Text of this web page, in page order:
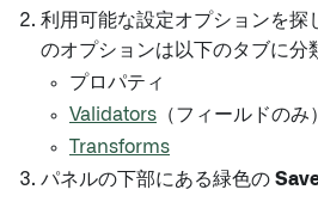
利用可能な設定オプションを探
のオプションは以下のタブに分
プロパティ
Validators （フィールドのみ）
Transforms
パネルの下部にある緑色の